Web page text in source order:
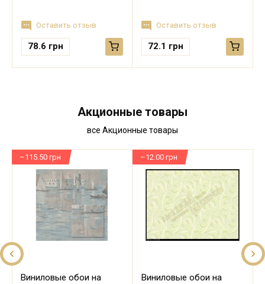
Оставить отзыв
78.6 грн
Оставить отзыв
72.1 грн
Акционные товары
все Акционные товары
Виниловые обои на
–115.50 грн
Виниловые обои на
–12.00 грн